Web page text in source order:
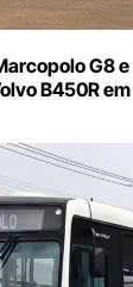
G8
B450R